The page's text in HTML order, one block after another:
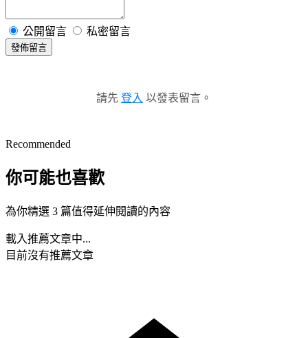
公開留言 私密留言
發佈留言
請先 登入 以發表留言。
Recommended
你可能也喜歡
為你精選 3 篇值得延伸閱讀的內容
載入推薦文章中...
目前沒有推薦文章